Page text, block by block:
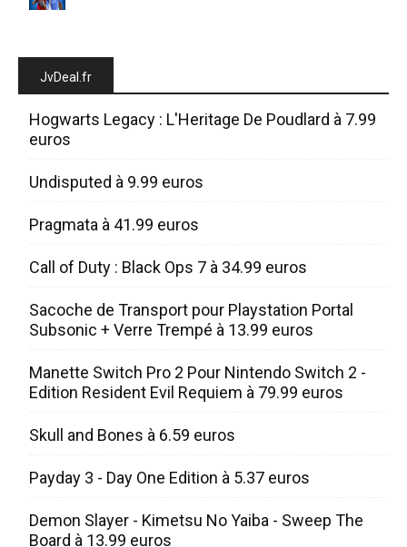
JvDeal.fr
Hogwarts Legacy : L'Heritage De Poudlard à 7.99
euros
Undisputed à 9.99 euros
Pragmata à 41.99 euros
Call of Duty : Black Ops 7 à 34.99 euros
Sacoche de Transport pour Playstation Portal
Subsonic + Verre Trempé à 13.99 euros
Manette Switch Pro 2 Pour Nintendo Switch 2 -
Edition Resident Evil Requiem à 79.99 euros
Skull and Bones à 6.59 euros
Payday 3 - Day One Edition à 5.37 euros
Demon Slayer - Kimetsu No Yaiba - Sweep The
Board à 13.99 euros